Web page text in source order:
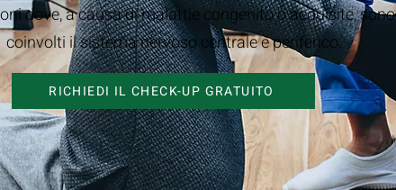
dove, a causa di malattie congenito o acquisite, sono
coinvolti il sistema nervoso centrale e periferico.
RICHIEDI IL CHECK-UP GRATUITO